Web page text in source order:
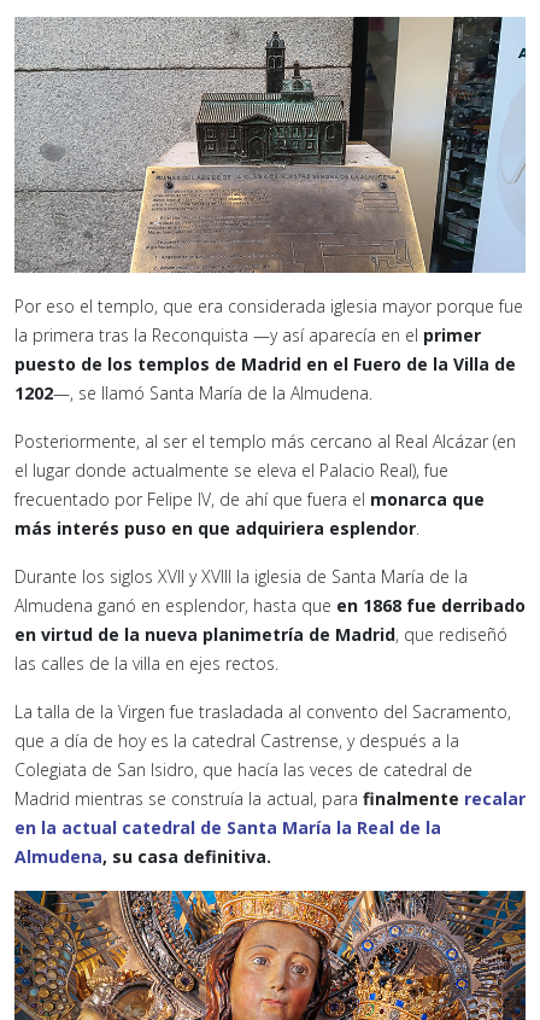
Por eso el templo, que era considerada iglesia mayor porque fue
la primera tras la Reconquista —y así aparecía en el primer
puesto de los templos de Madrid en el Fuero de la Villa de
1202—, se llamó Santa María de la Almudena.
Posteriormente, al ser el templo más cercano al Real Alcázar (en
el lugar donde actualmente se eleva el Palacio Real), fue
frecuentado por Felipe IV, de ahí que fuera el monarca que
más interés puso en que adquiriera esplendor.
Durante los siglos XVII y XVIII la iglesia de Santa María de la
Almudena ganó en esplendor, hasta que en 1868 fue derribado
en virtud de la nueva planimetría de Madrid, que rediseñó
las calles de la villa en ejes rectos.
La talla de la Virgen fue trasladada al convento del Sacramento,
que a día de hoy es la catedral Castrense, y después a la
Colegiata de San Isidro, que hacía las veces de catedral de
Madrid mientras se construía la actual, para finalmente recalar
en la actual catedral de Santa María la Real de la
Almudena, su casa definitiva.